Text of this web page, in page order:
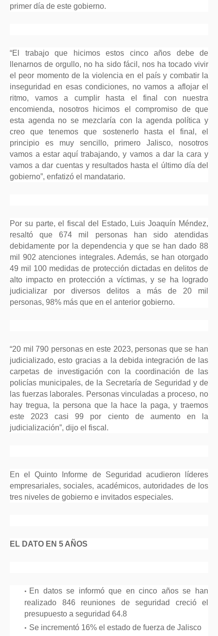
primer día de este gobierno.
“El trabajo que hicimos estos cinco años debe de
llenarnos de orgullo, no ha sido fácil, nos ha tocado vivir
el peor momento de la violencia en el país y combatir la
inseguridad en esas condiciones, no vamos a aflojar el
ritmo, vamos a cumplir hasta el final con nuestra
encomienda, nosotros hicimos el compromiso de que
esta agenda no se mezclaría con la agenda política y
creo que tenemos que sostenerlo hasta el final, el
principio es muy sencillo, primero Jalisco, nosotros
vamos a estar aquí trabajando, y vamos a dar la cara y
vamos a dar cuentas y resultados hasta el último día del
gobierno”, enfatizó el mandatario.
Por su parte, el fiscal del Estado, Luis Joaquín Méndez,
resaltó que 674 mil personas han sido atendidas
debidamente por la dependencia y que se han dado 88
mil 902 atenciones integrales. Además, se han otorgado
49 mil 100 medidas de protección dictadas en delitos de
alto impacto en protección a víctimas, y se ha logrado
judicializar por diversos delitos a más de 20 mil
personas, 98% más que en el anterior gobierno.
“20 mil 790 personas en este 2023, personas que se han
judicializado, esto gracias a la debida integración de las
carpetas de investigación con la coordinación de las
policías municipales, de la Secretaría de Seguridad y de
las fuerzas laborales. Personas vinculadas a proceso, no
hay tregua, la persona que la hace la paga, y traemos
este 2023 casi 99 por ciento de aumento en la
judicialización”, dijo el fiscal.
En el Quinto Informe de Seguridad acudieron líderes
empresariales, sociales, académicos, autoridades de los
tres niveles de gobierno e invitados especiales.
EL DATO EN 5 AÑOS
En datos se informó que en cinco años se han
realizado 846 reuniones de seguridad creció el
presupuesto a seguridad 64.8
Se incrementó 16% el estado de fuerza de Jalisco